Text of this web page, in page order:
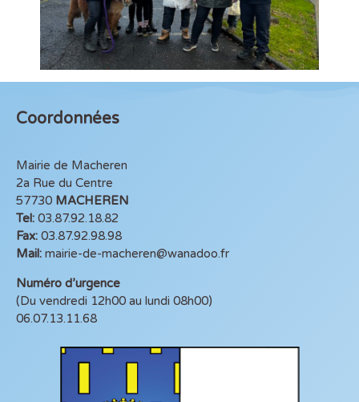
Coordonnées
Mairie de Macheren
2a Rue du Centre
57730 MACHEREN
Tel: 03.87.92.18.82
Fax: 03.87.92.98.98
Mail: mairie-de-macheren@wanadoo.fr
Numéro d’urgence
(Du vendredi 12h00 au lundi 08h00)
06.07.13.11.68